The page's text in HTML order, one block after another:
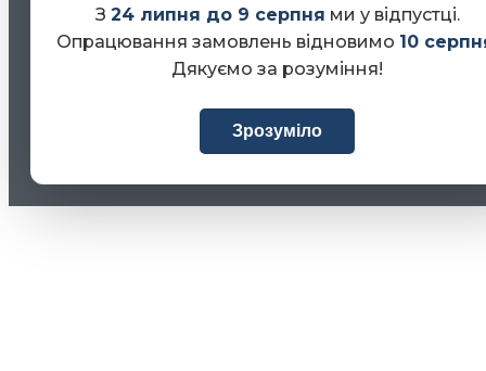
З 24 липня до 9 серпня ми у відпустці.
Опрацювання замовлень відновимо 10
Дякуємо за розуміння!
Зрозуміло